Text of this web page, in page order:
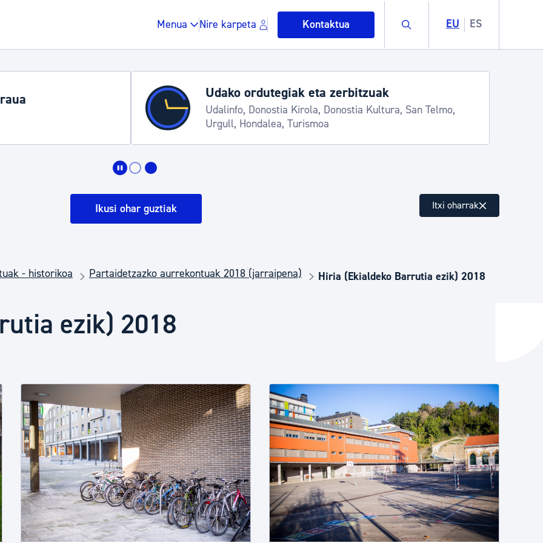
Menua Nire karpeta Kontaktua Buscar EU ES
Zergak eta isunak
Gune publikoa, hondakinak eta ingurumena
Euskara
Kultura
Turismoa
Udako ordutegiak eta zerbitzuak
Udalinfo, Donostia Kirola, Donostia Kultura, San Telmo,
Urgull, Hondalea, Turismoa
Ikusi ohar guztiak Itxi oharrak
- historikoa Partaidetzazko aurrekontuak 2018 (jarraipena) Hiria (Ekialdeko Barrutia ezik) 2018
ezik) 2018